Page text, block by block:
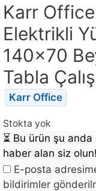
Karr
Elektrikli
140×70
Tabla
Karr Office
Stokta yok
⏳ Bu ürün şu
haber alan siz olun!
E-posta
bildirimler